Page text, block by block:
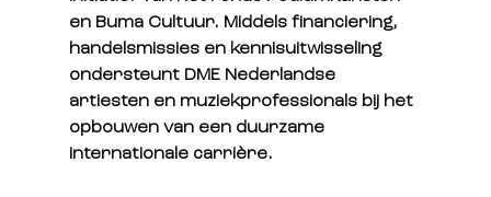
en Buma Cultuur. Middels financiering,
handelsmissies en kennisuitwisseling
ondersteunt DME Nederlandse
artiesten en muziekprofessionals bij het
opbouwen van een duurzame
internationale carrière.